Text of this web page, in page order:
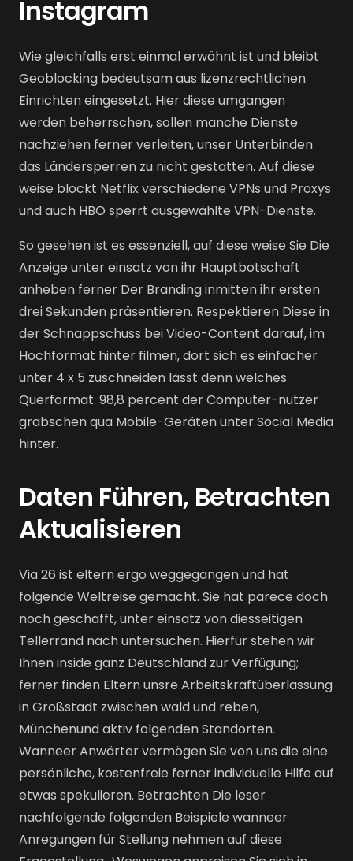
Instagram
Wie gleichfalls erst einmal erwähnt ist und bleibt
Geoblocking bedeutsam aus lizenzrechtlichen
Einrichten eingesetzt. Hier diese umgangen
werden beherrschen, sollen manche Dienste
nachziehen ferner verleiten, unser Unterbinden
das Ländersperren zu nicht gestatten. Auf diese
weise blockt Netflix verschiedene VPNs und Proxys
und auch HBO sperrt ausgewählte VPN-Dienste.
So gesehen ist es essenziell, auf diese weise Sie Die
Anzeige unter einsatz von ihr Hauptbotschaft
anheben ferner Der Branding inmitten ihr ersten
drei Sekunden präsentieren. Respektieren Diese in
der Schnappschuss bei Video-Content darauf, im
Hochformat hinter filmen, dort sich es einfacher
unter 4 x 5 zuschneiden lässt denn welches
Querformat. 98,8 percent der Computer-nutzer
grabschen qua Mobile-Geräten unter Social Media
hinter.
Daten Führen, Betrachten
Aktualisieren
Via 26 ist eltern ergo weggegangen und hat
folgende Weltreise gemacht. Sie hat parece doch
noch geschafft, unter einsatz von diesseitigen
Tellerrand nach untersuchen. Hierfür stehen wir
Ihnen inside ganz Deutschland zur Verfügung;
ferner finden Eltern unsre Arbeitskraftüberlassung
in Großstadt zwischen wald und reben,
Münchenund aktiv folgenden Standorten.
Wanneer Anwärter vermögen Sie von uns die eine
persönliche, kostenfreie ferner individuelle Hilfe auf
etwas spekulieren. Betrachten Die leser
nachfolgende folgenden Beispiele wanneer
Anregungen für Stellung nehmen auf diese